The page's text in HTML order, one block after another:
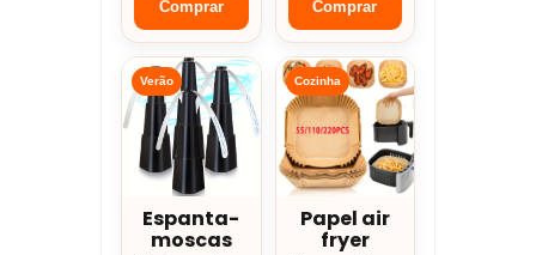
Comprar Comprar
Verão
Espanta-
moscas
Cozinha
Papel air
fryer